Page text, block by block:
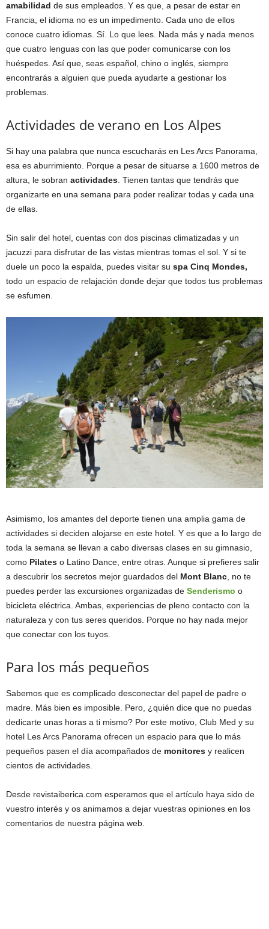
amabilidad de sus empleados. Y es que, a pesar de estar en
Francia, el idioma no es un impedimento. Cada uno de ellos
conoce cuatro idiomas. Sí. Lo que lees. Nada más y nada menos
que cuatro lenguas con las que poder comunicarse con los
huéspedes. Así que, seas español, chino o inglés, siempre
encontrarás a alguien que pueda ayudarte a gestionar los
problemas.
Actividades de verano en Los Alpes
Si hay una palabra que nunca escucharás en Les Arcs Panorama,
esa es aburrimiento. Porque a pesar de situarse a 1600 metros de
altura, le sobran actividades . Tienen tantas que tendrás que
organizarte en una semana para poder realizar todas y cada una
de ellas.
Sin salir del hotel, cuentas con dos piscinas climatizadas y un
jacuzzi para disfrutar de las vistas mientras tomas el sol. Y si te
duele un poco la espalda, puedes visitar su spa Cinq Mondes,
todo un espacio de relajación donde dejar que todos tus problemas
se esfumen.
Asimismo, los amantes del deporte tienen una amplia gama de
actividades si deciden alojarse en este hotel. Y es que a lo largo de
toda la semana se llevan a cabo diversas clases en su gimnasio,
como Pilates o Latino Dance, entre otras. Aunque si prefieres salir
a descubrir los secretos mejor guardados del Mont Blanc , no te
puedes perder las excursiones organizadas de Senderismo o
bicicleta eléctrica. Ambas, experiencias de pleno contacto con la
naturaleza y con tus seres queridos. Porque no hay nada mejor
que conectar con los tuyos.
Para los más pequeños
Sabemos que es complicado desconectar del papel de padre o
madre. Más bien es imposible. Pero, ¿quién dice que no puedas
dedicarte unas horas a ti mismo? Por este motivo, Club Med y su
hotel Les Arcs Panorama ofrecen un espacio para que lo más
pequeños pasen el día acompañados de monitores y realicen
cientos de actividades.
Desde revistaiberica.com esperamos que el artículo haya sido de
vuestro interés y os animamos a dejar vuestras opiniones en los
comentarios de nuestra página web.